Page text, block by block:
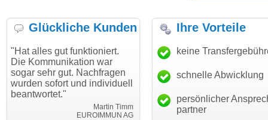
Glückliche Kunden
gut funktioniert.
war
gut. Nachfragen
und individuell
EUROIMMUN AG
"Danke für den schnellen
Transfer und guten Service!"
Thomas Schäfer
i can eckert communication GmbH
"Ich bin
haben.
mein
Ihre Vorteile
keine
schnelle Abwicklung
persönlicher
partner